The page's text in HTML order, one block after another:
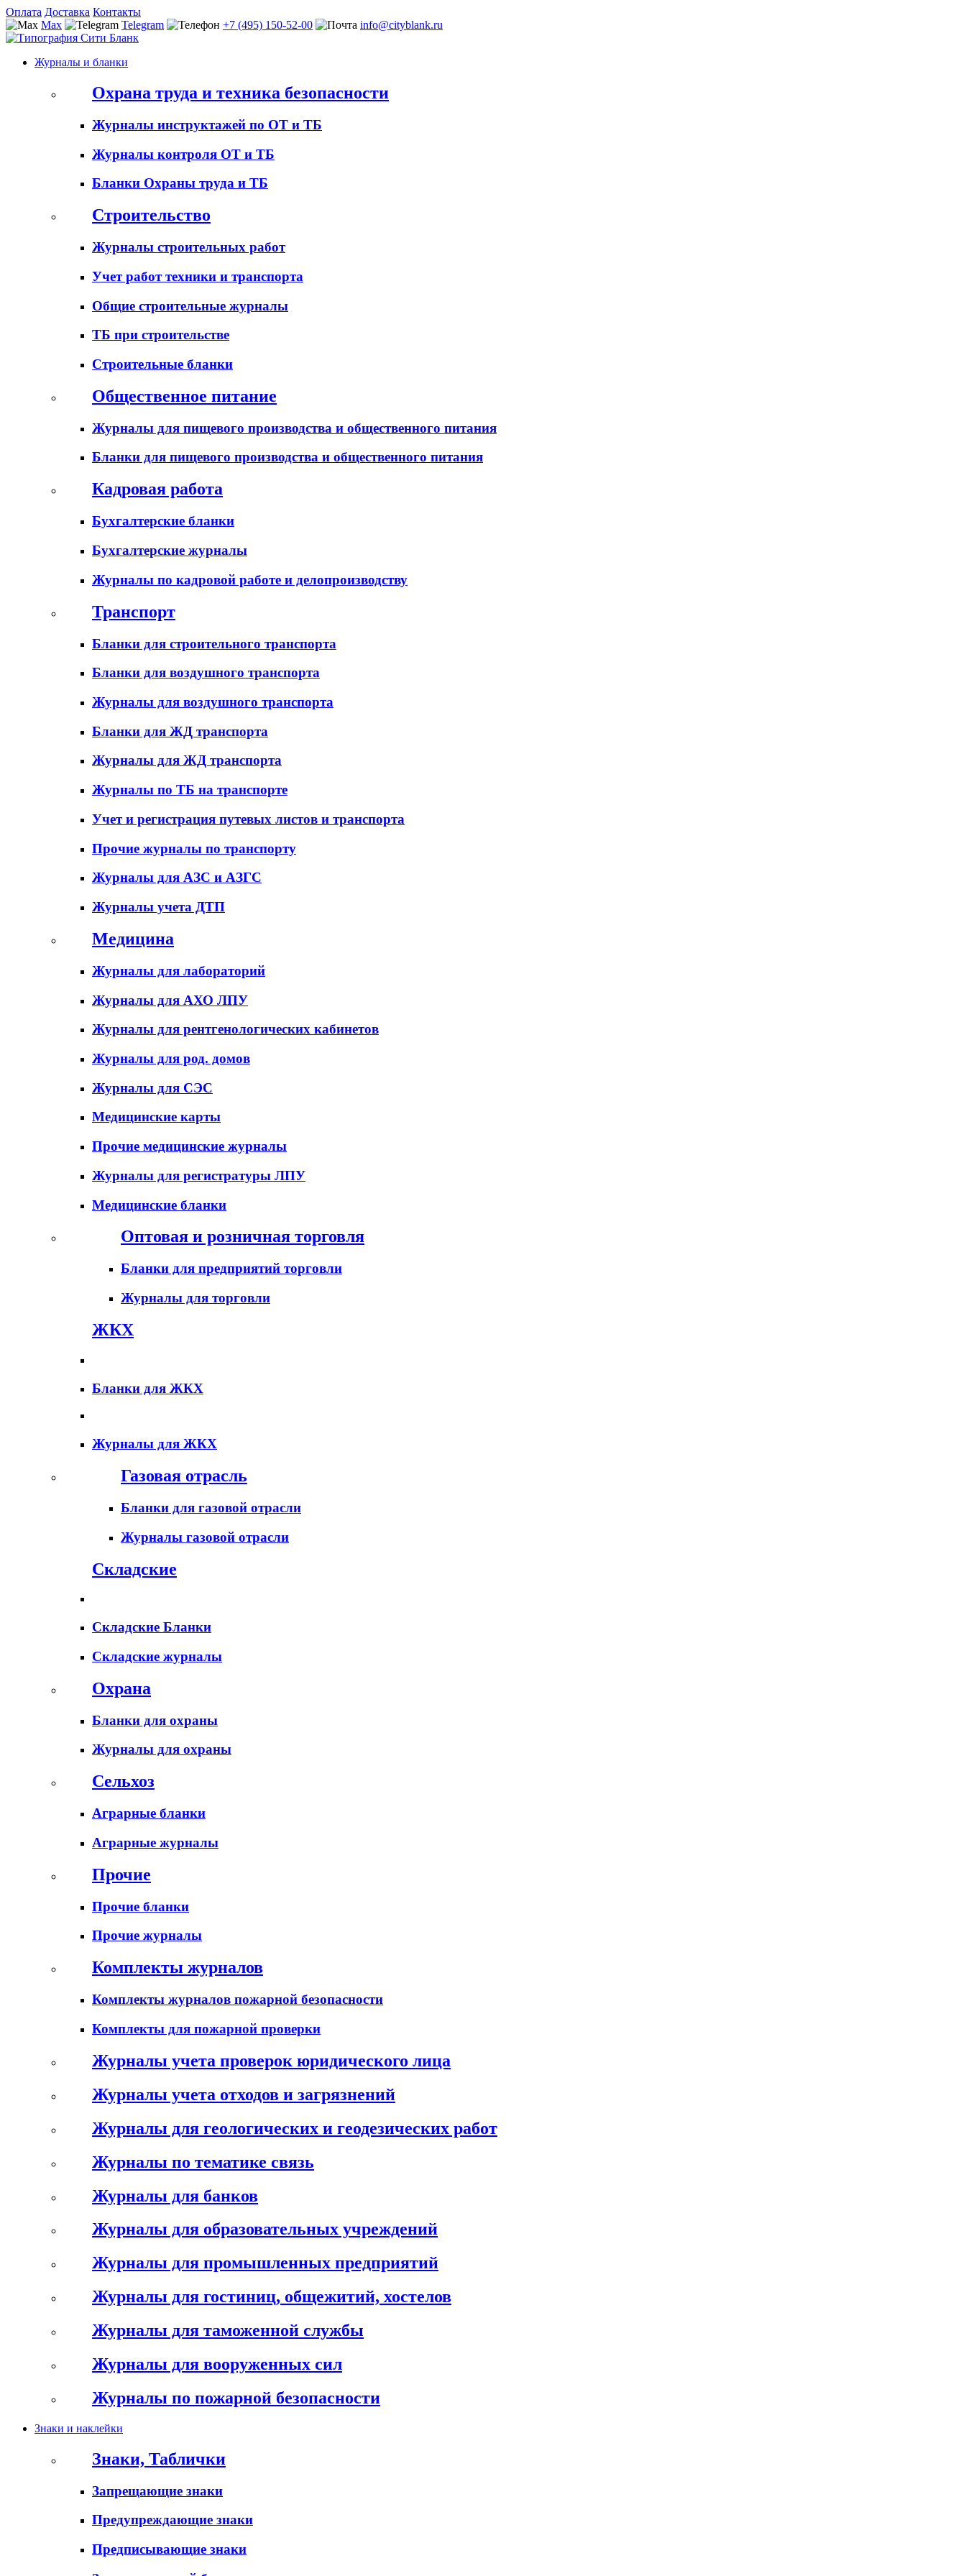
Оплата Доставка Контакты
Max
Telegram +7 (495) 150-52-00 info@cityblank.ru
Журналы и бланки
Охрана труда и техника безопасности
Журналы инструктажей по ОТ и ТБ
Журналы контроля ОТ и ТБ
Бланки Охраны труда и ТБ
Строительство
Журналы строительных работ
Учет работ техники и транспорта
Общие строительные журналы
ТБ при строительстве
Строительные бланки
Общественное питание
Журналы для пищевого производства и общественного питания
Бланки для пищевого производства и общественного питания
Кадровая работа
Бухгалтерские бланки
Бухгалтерские журналы
Журналы по кадровой работе и делопроизводству
Транспорт
Бланки для строительного транспорта
Бланки для воздушного транспорта
Журналы для воздушного транспорта
Бланки для ЖД транспорта
Журналы для ЖД транспорта
Журналы по ТБ на транспорте
Учет и регистрация путевых листов и транспорта
Прочие журналы по транспорту
Журналы для АЗС и АЗГС
Журналы учета ДТП
Медицина
Журналы для лабораторий
Журналы для АХО ЛПУ
Журналы для рентгенологических кабинетов
Журналы для род. домов
Журналы для СЭС
Медицинские карты
Прочие медицинские журналы
Журналы для регистратуры ЛПУ
Медицинские бланки
Оптовая и розничная торговля
Бланки для предприятий торговли
Журналы для торговли
ЖКХ
Бланки для ЖКХ
Журналы для ЖКХ
Газовая отрасль
Бланки для газовой отрасли
Журналы газовой отрасли
Складские
Складские Бланки
Складские журналы
Охрана
Бланки для охраны
Журналы для охраны
Сельхоз
Аграрные бланки
Аграрные журналы
Прочие
Прочие бланки
Прочие журналы
Комплекты журналов
Комплекты журналов пожарной безопасности
Комплекты для пожарной проверки
Журналы учета проверок юридического лица
Журналы учета отходов и загрязнений
Журналы для геологических и геодезических работ
Журналы по тематике связь
Журналы для банков
Журналы для образовательных учреждений
Журналы для промышленных предприятий
Журналы для гостиниц, общежитий, хостелов
Журналы для таможенной службы
Журналы для вооруженных сил
Журналы по пожарной безопасности
Знаки и наклейки
Знаки, Таблички
Запрещающие знаки
Предупреждающие знаки
Предписывающие знаки